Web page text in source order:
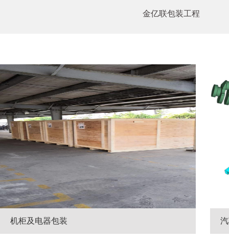
金亿联包装工程
机柜及电器包装